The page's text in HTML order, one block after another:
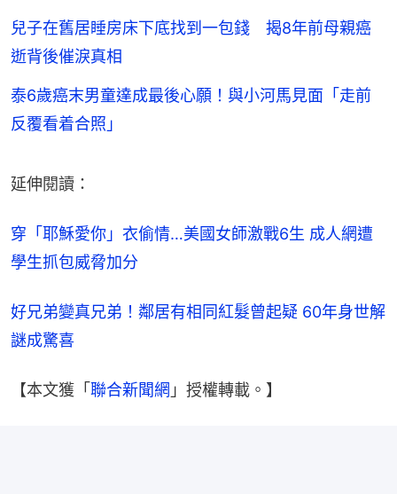
兒子在舊居睡房床下底找到一包錢 揭8年前母親癌
逝背後催淚真相
泰6歲癌末男童達成最後心願！與小河馬見面「走前
反覆看着合照」
延伸閱讀：
穿「耶穌愛你」衣偷情…美國女師激戰6生 成人網遭
學生抓包威脅加分
好兄弟變真兄弟！鄰居有相同紅髮曾起疑 60年身世解
謎成驚喜
【本文獲「 聯合新聞網 」授權轉載。】